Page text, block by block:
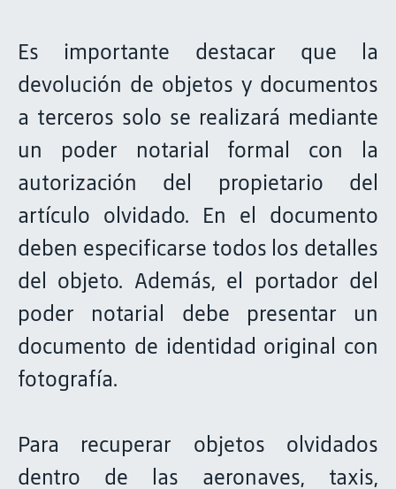
Es importante destacar que la
devolución de objetos y documentos
a terceros solo se realizará mediante
un poder notarial formal con la
autorización del propietario del
artículo olvidado. En el documento
deben especificarse todos los detalles
del objeto. Además, el portador del
poder notarial debe presentar un
documento de identidad original con
fotografía.
Para recuperar objetos olvidados
dentro de las aeronaves, taxis,